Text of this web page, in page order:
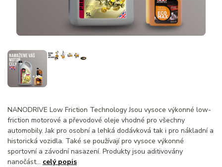
NANODRIVE Low Friction Technology Jsou vysoce výkonné low-
friction motorové a převodové oleje vhodné pro všechny
automobily. Jak pro osobní a lehká dodávková tak i pro nákladní a
historická vozidla. Také se používají pro vysoce výkonné
sportovní a závodní nasazení. Produkty jsou aditivovány
nanočást... celý popis